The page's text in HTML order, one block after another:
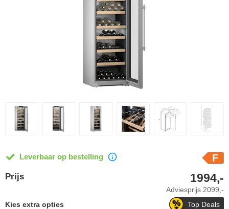
Leverbaar op bestelling F
Prijs
Adviesprijs 2099,-
1994,-
Top Deals
Kies extra opties